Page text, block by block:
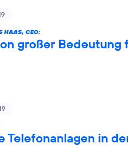
HAAS, CEO:
großer Bedeutung
Telefonanlagen in